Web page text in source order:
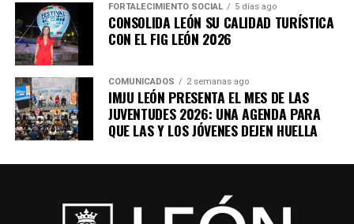
FORTALECIMIENTO SOCIAL 5 días ago
CONSOLIDA LEÓN SU CALIDAD TURÍSTICA
CON EL FIG LEÓN 2026
COMUNICADOS 2 semanas ago
IMJU LEÓN PRESENTA EL MES DE LAS
JUVENTUDES 2026: UNA AGENDA PARA
QUE LAS Y LOS JÓVENES DEJEN HUELLA